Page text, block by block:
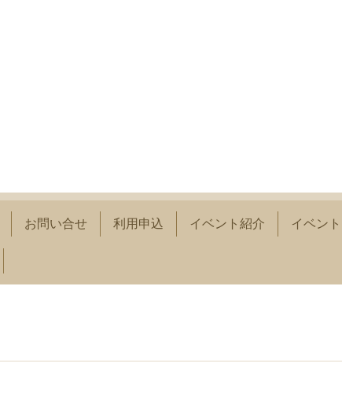
お問い合せ 利用申込 イベント紹介 イベン